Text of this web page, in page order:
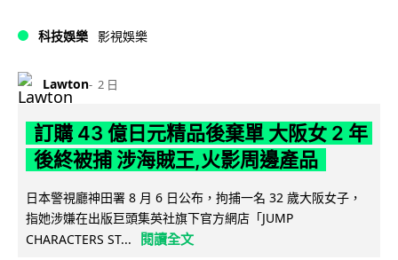
科技娛樂 影視娛樂
Lawton 2 日
訂購 43 億日元精品後棄單 大阪女 2 年
後終被捕 涉海賊王,火影周邊產品
日本警視廳神田署 8 月 6 日公布，拘捕一名 32 歲大阪女子，
指她涉嫌在出版巨頭集英社旗下官方網店「JUMP
CHARACTERS ST...
閱讀全文